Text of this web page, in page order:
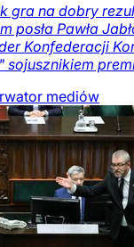
gra na dobry
posła Pawła
Konfederacji
sojusznikiem
mediów